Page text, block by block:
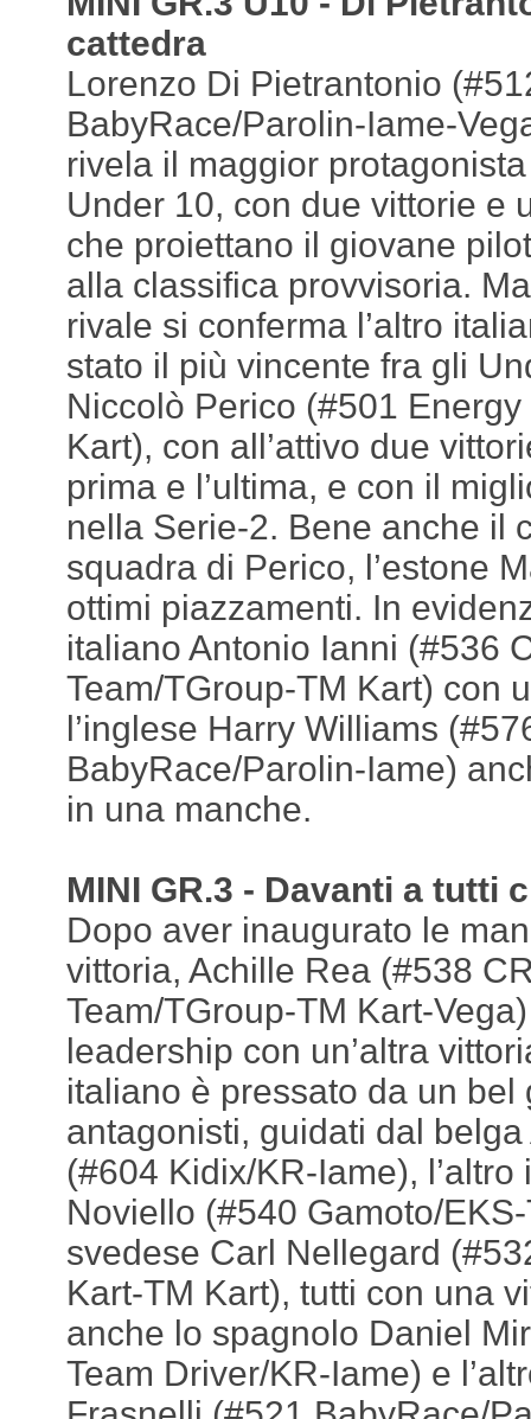
cattedra
Lorenzo Di Pietrantonio
BabyRace/Parolin-Iame-
rivela il maggior
Under 10, con due vittorie e
che proiettano il giovane
alla classifica provvisoria.
rivale si conferma l’altro
stato il più vincente fra gli
Niccolò Perico (#501
Kart), con all’attivo due
prima e l’ultima, e con il
nella Serie-2. Bene anche il
squadra di Perico, l’estone
ottimi piazzamenti. In
italiano Antonio Ianni (#536
Team/TGroup-TM Kart) con
l’inglese Harry Williams
BabyRace/Parolin-Iame)
in una manche.
MINI GR.3 - Davanti a tutti
Dopo aver inaugurato le
vittoria, Achille Rea (#538
Team/TGroup-TM Kart-
leadership con un’altra
italiano è pressato da un bel
antagonisti, guidati dal
(#604 Kidix/KR-Iame),
Noviello (#540 Gamoto/
svedese Carl Nellegard
Kart-TM Kart), tutti con una
anche lo spagnolo Daniel
Team Driver/KR-Iame) e